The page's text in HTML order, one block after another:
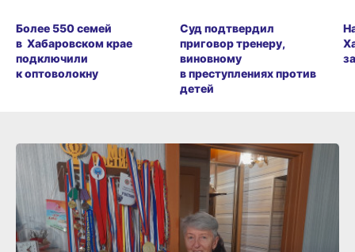
Более 550 семей
в Хабаровском крае
подключили
к оптоволокну
Суд подтвердил
приговор тренеру,
виновному
в преступлениях против
детей